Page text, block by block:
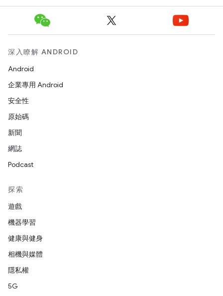
深入瞭解 ANDROID
Android
企業專用 Android
安全性
原始碼
新聞
網誌
Podcast
探索
遊戲
機器學習
健康與健身
相機與媒體
隱私權
5G